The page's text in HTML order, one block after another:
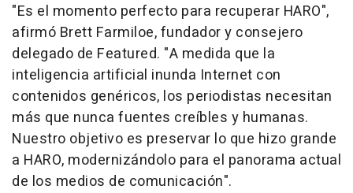
"Es el momento perfecto para recuperar HARO",
afirmó Brett Farmiloe, fundador y consejero
delegado de Featured. "A medida que la
inteligencia artificial inunda Internet con
contenidos genéricos, los periodistas necesitan
más que nunca fuentes creíbles y humanas.
Nuestro objetivo es preservar lo que hizo grande
a HARO, modernizándolo para el panorama actual
de los medios de comunicación".